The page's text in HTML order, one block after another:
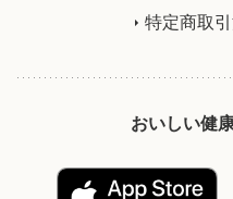
特定商取
おいしい健